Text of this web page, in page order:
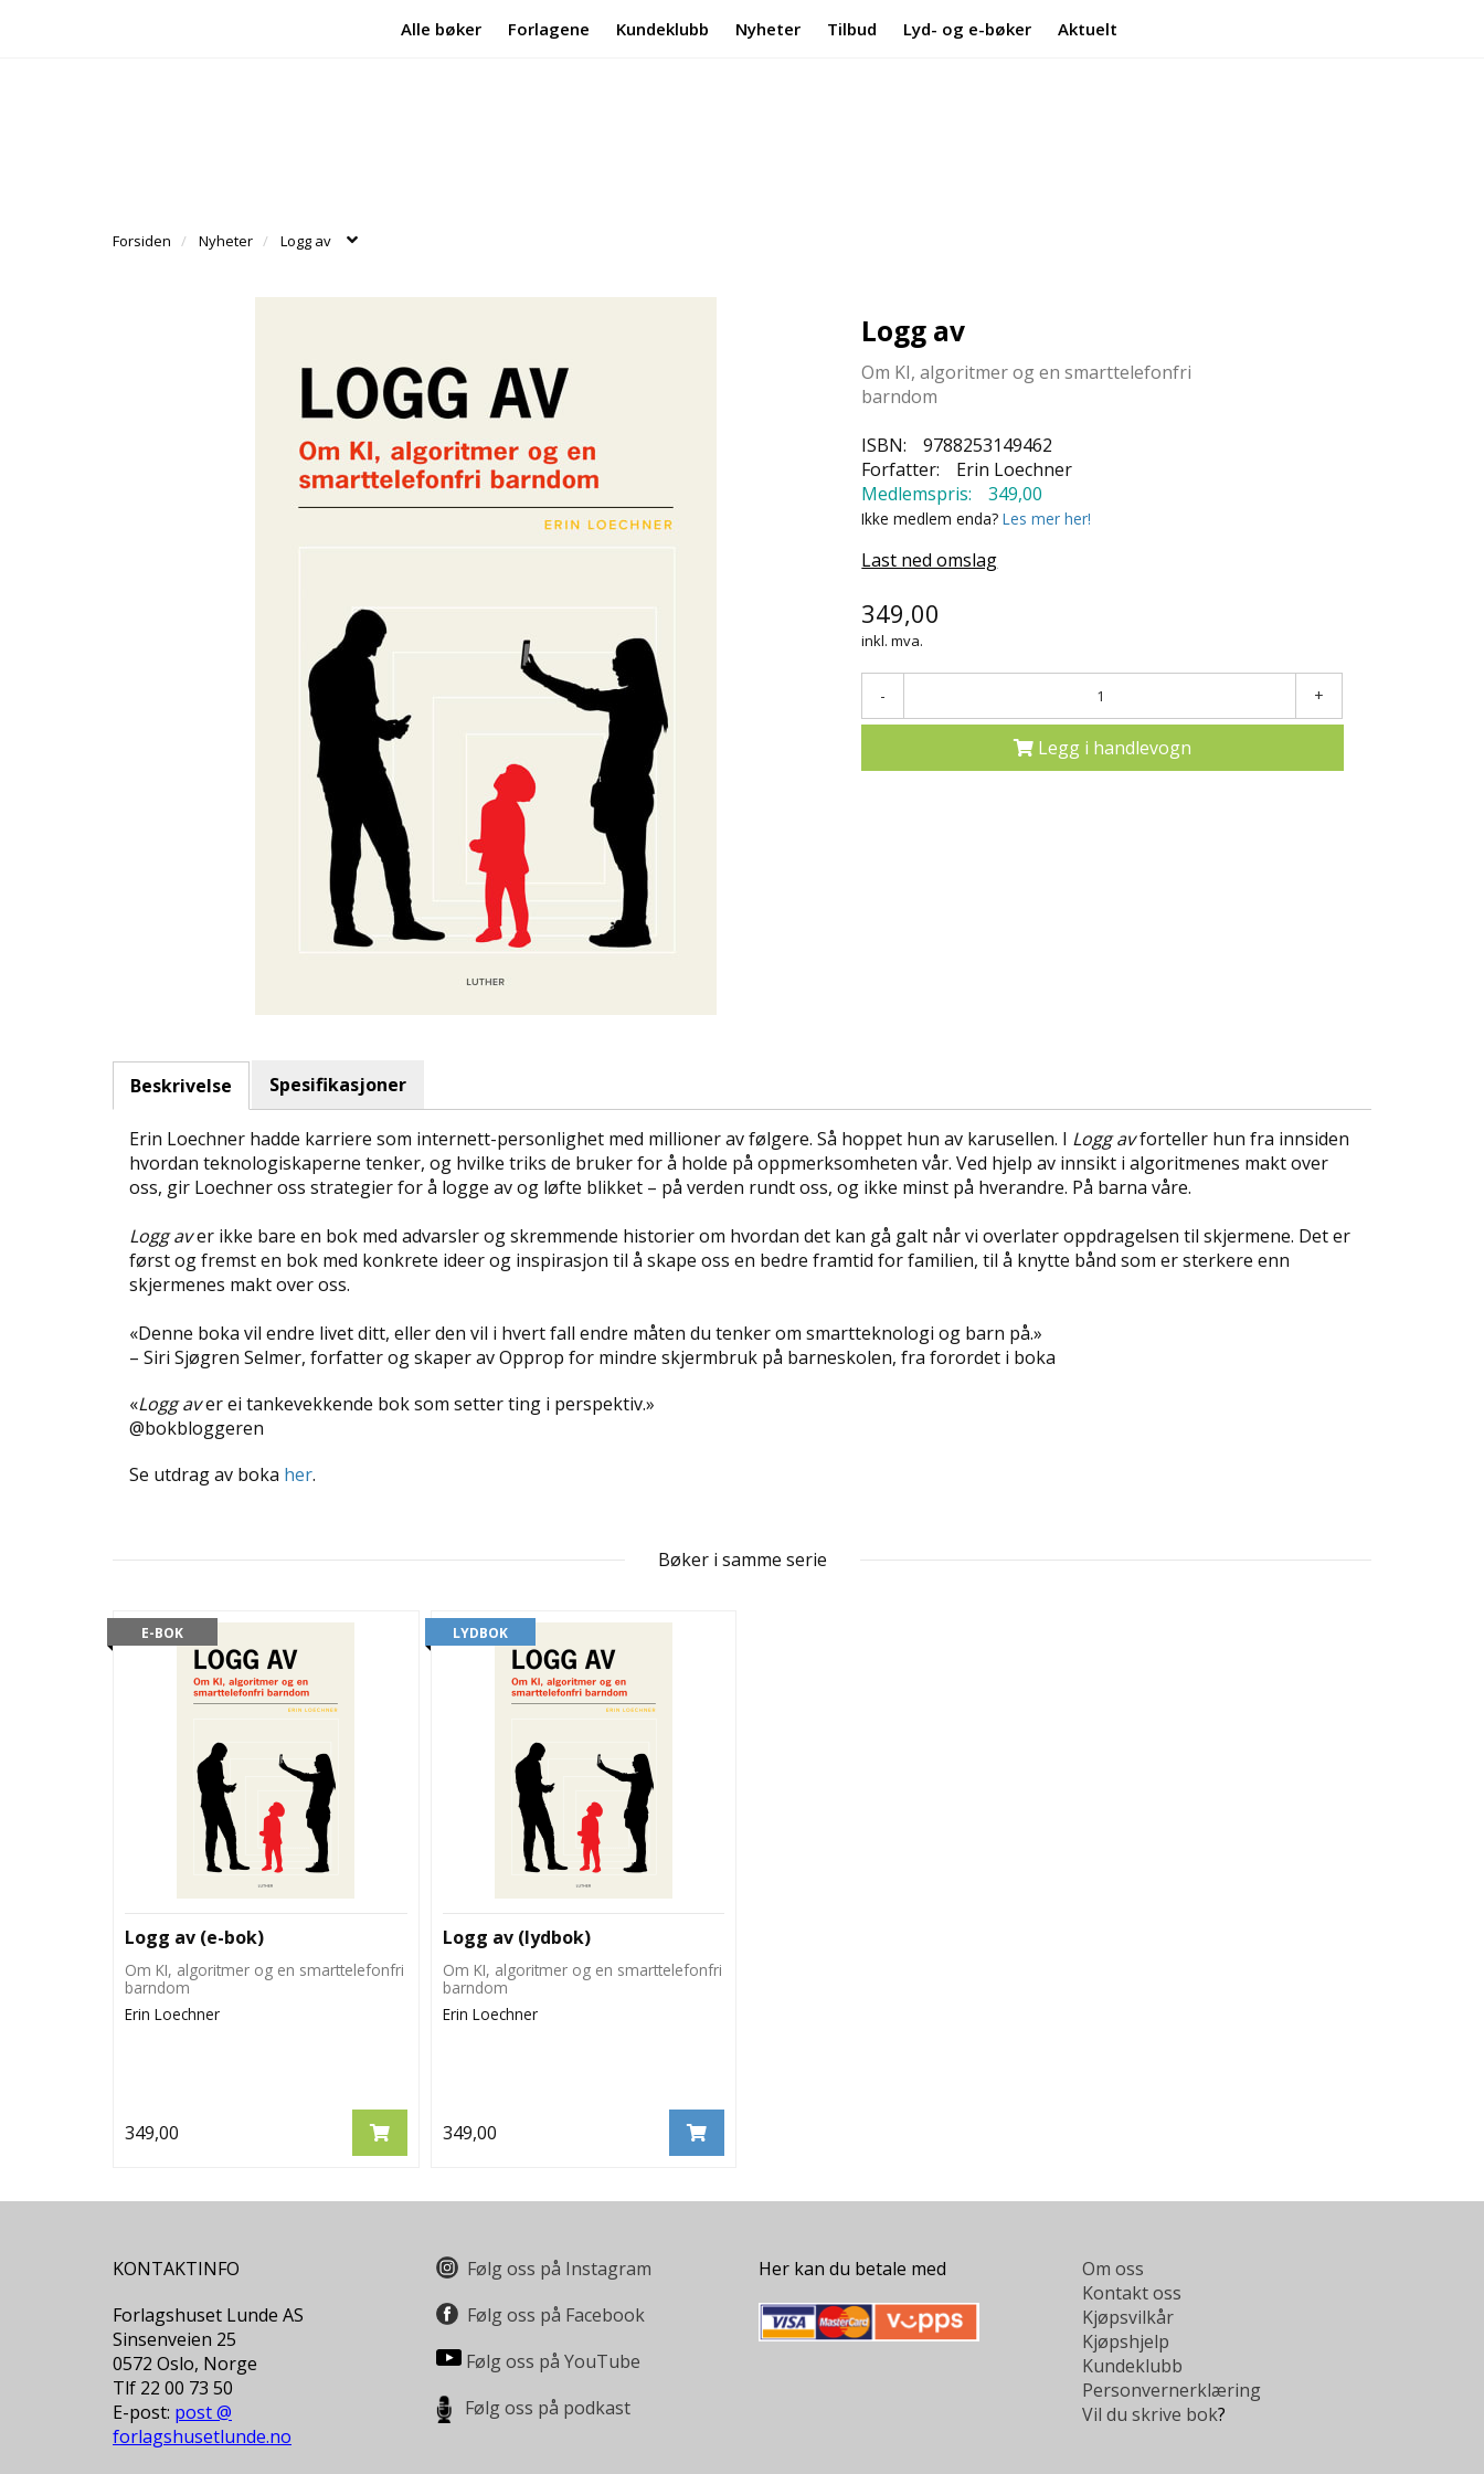
Alle bøker Forlagene Kundeklubb Nyheter Tilbud Lyd- og e-bøker Aktuelt
Forsiden Nyheter Logg av
Logg av
Om KI, algoritmer og en smarttelefonfri
barndom
ISBN:
9788253149462
Forfatter:
Erin Loechner
Medlemspris:
349,00
Ikke medlem enda?Les mer her!
Last ned omslag
349,00
inkl. mva.
- +
Legg i handlevogn
Beskrivelse Spesifikasjoner
Erin Loechner hadde karriere som internett-personlighet med millioner av følgere. Så hoppet hun av karusellen. I Logg avforteller hun fra innsiden
hvordan teknologiskaperne tenker, og hvilke triks de bruker for å holde på oppmerksomheten vår. Ved hjelp av innsikt i algoritmenes makt over
oss, gir Loechner oss strategier for å logge av og løfte blikket – på verden rundt oss, og ikke minst på hverandre. På barna våre.
Logg aver ikke bare en bok med advarsler og skremmende historier om hvordan det kan gå galt når vi overlater oppdragelsen til skjermene. Det er
først og fremst en bok med konkrete ideer og inspirasjon til å skape oss en bedre framtid for familien, til å knytte bånd som er sterkere enn
skjermenes makt over oss.
«Denne boka vil endre livet ditt, eller den vil i hvert fall endre måten du tenker om smartteknologi og barn på.»
– Siri Sjøgren Selmer, forfatter og skaper av Opprop for mindre skjermbruk på barneskolen, fra forordet i boka
«Logg aver ei tankevekkende bok som setter ting i perspektiv.»
@bokbloggeren
Se utdrag av boka her.
Bøker i samme serie
E-BOK
Logg av (e-bok)
Om KI, algoritmer og en smarttelefonfri
barndom
Erin Loechner
349,00
LYDBOK
Logg av (lydbok)
Om KI, algoritmer og en smarttelefonfri
barndom
Erin Loechner
349,00
KONTAKTINFO
Forlagshuset Lunde AS
Sinsenveien 25
0572 Oslo, Norge
Tlf 22 00 73 50
E-post: post @
forlagshusetlunde.no
Følg oss på Instagram
Følg oss på Facebook
Følg oss på YouTube
Følg oss på podkast
Her kan du betale med
Om oss
Kontakt oss
Kjøpsvilkår
Kjøpshjelp
Kundeklubb
Personvernerklæring
Vil du skrive bok?